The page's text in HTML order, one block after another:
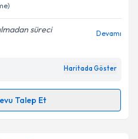
ilişkin
Aydınlatma
kabul ediyorum.
süreci
Devamı
Haritada Göster
Talep Et